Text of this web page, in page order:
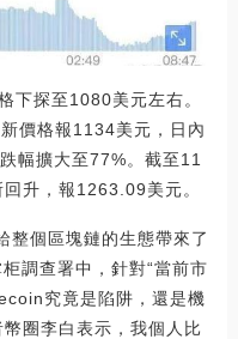
下探至1080美元左右。
價格報1134美元，日內
幅擴大至77%。截至11
升，報1263.09美元。
個區塊鏈的生態帶來了
調查署中，針對“當前市
究竟是陷阱，還是機
圈李白表示，我個人比